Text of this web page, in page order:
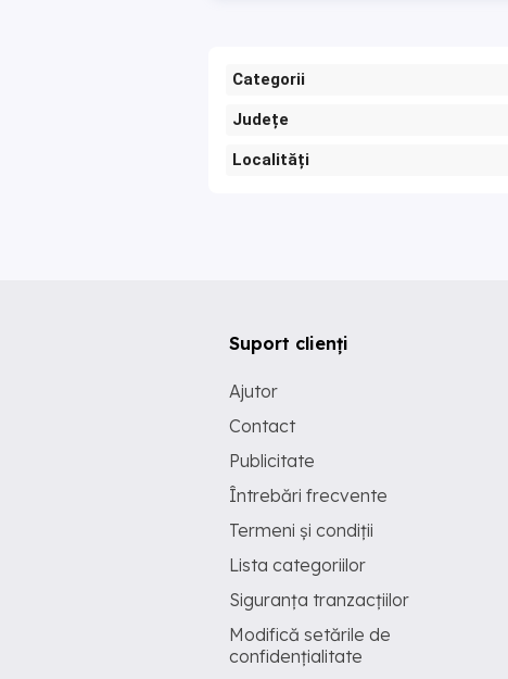
Categorii
Județe
Localități
Suport clienți
Ajutor
Contact
Publicitate
Întrebări frecvente
Termeni și condiții
Lista categoriilor
Siguranța tranzacțiilor
Modifică setările de
confidențialitate